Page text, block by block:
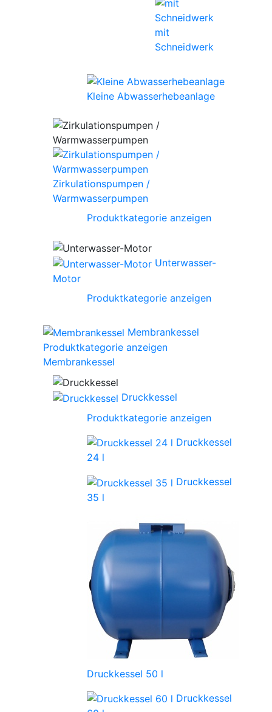
mit
Schneidwerk
Kleine Abwasserhebeanlage
Zirkulationspumpen /
Warmwasserpumpen
Produktkategorie anzeigen
Unterwasser-
Motor
Produktkategorie anzeigen
Membrankessel
Produktkategorie anzeigen
Membrankessel
Druckkessel
Produktkategorie anzeigen
Druckkessel
24 l
Druckkessel
35 l
Druckkessel 50 l
Druckkessel